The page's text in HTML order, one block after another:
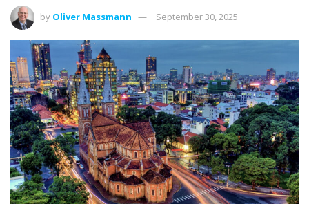
by Oliver Massmann September 30, 2025